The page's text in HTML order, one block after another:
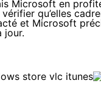
Microsoft en
qu’elles
et Microsoft
jour.